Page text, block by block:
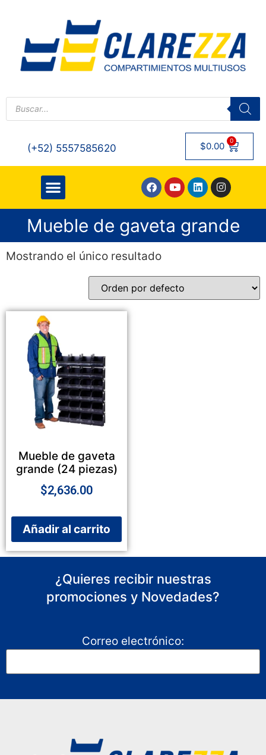
(+52) 5557585620 $0.00
0
Mueble de gaveta grande
Mostrando el único resultado
Mueble de gaveta
grande (24 piezas)
$2,636.00
Añadir al carrito
¿Quieres recibir nuestras
promociones y Novedades?
Correo electrónico: